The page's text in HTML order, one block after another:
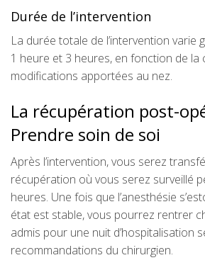
Durée de l’intervention
La durée totale de l’intervention varie
1 heure et 3 heures, en fonction de la
modifications apportées au nez.
La récupération post-
Prendre soin de soi
Après l’intervention, vous serez
récupération où vous serez surveillé
heures. Une fois que l’anesthésie
état est stable, vous pourrez rentrer
admis pour une nuit d’hospitalisation
recommandations du chirurgien.